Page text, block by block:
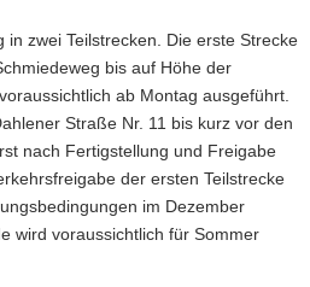
in zwei Teilstrecken. Die erste Strecke
bis auf Höhe der
ab Montag ausgeführt.
Straße Nr. 11 bis kurz vor den
nach Fertigstellung und Freigabe
der ersten Teilstrecke
im Dezember
wird voraussichtlich für Sommer